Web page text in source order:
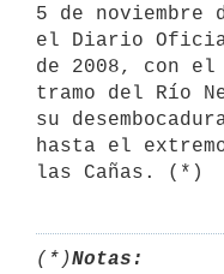
5 de noviembre
el Diario
de 2008, con
tramo del Río
su
hasta el
(*)Notas: